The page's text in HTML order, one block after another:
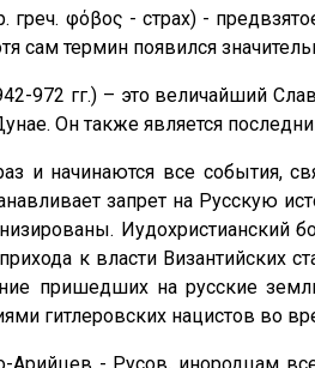
греч. φόβος - страх) -
сам термин появился
972 гг.) – это величайший
Он также является
и начинаются все события,
запрет на Русскую
к власти
пришедших на русские
гитлеровских нацистов во